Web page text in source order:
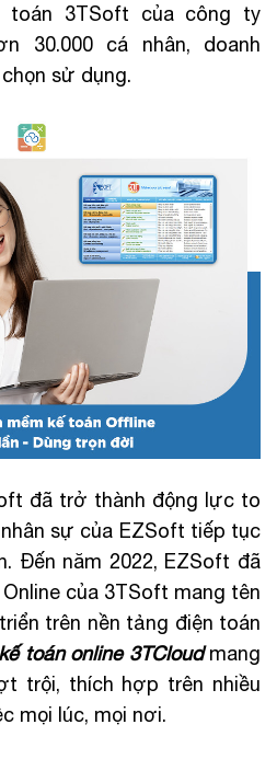
toán 3TSoft của công ty
30.000 cá nhân, doanh
sử dụng.
đã trở thành động lực to
sự của EZSoft tiếp tục
Đến năm 2022, EZSoft đã
của 3TSoft mang tên
trên nền tảng điện toán
toán online 3TCloudmang
trội, thích hợp trên nhiều
mọi lúc, mọi nơi.